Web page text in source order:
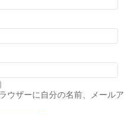
ウザーに自分の名前、メールア